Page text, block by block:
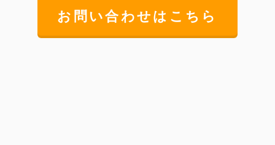
お問い合わせはこちら